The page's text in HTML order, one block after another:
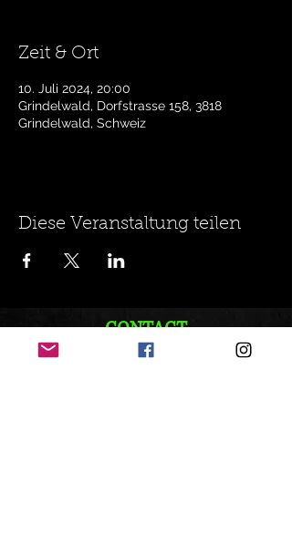
Zeit & Ort
10. Juli 2024, 20:00
Grindelwald, Dorfstrasse 158, 3818
Grindelwald, Schweiz
Diese Veranstaltung teilen
CONTACT
+41 79 262 82 81